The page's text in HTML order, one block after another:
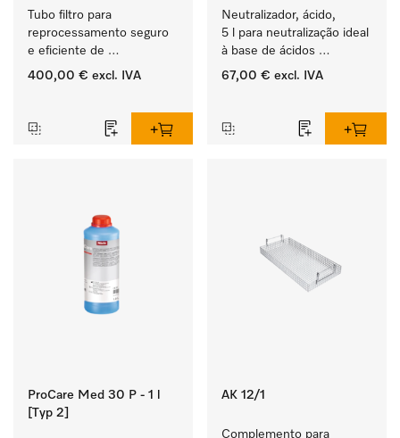
Tubo filtro para
reprocessamento seguro
e eficiente de
instrumentos ocos.
400,00 € excl. IVA
Neutralizador, ácido,
5 l para neutralização ideal
à base de ácidos
orgânicos.
67,00 € excl. IVA
ProCare Med 30 P - 1 l
[Typ 2]
AK 12/1
Complemento para